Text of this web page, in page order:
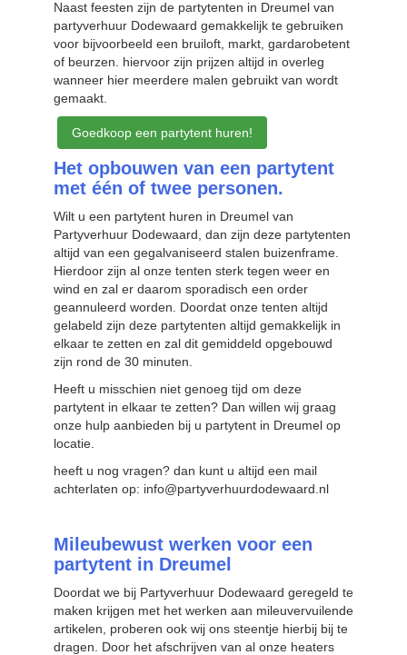
Naast feesten zijn de partytenten in Dreumel van
partyverhuur Dodewaard gemakkelijk te gebruiken
voor bijvoorbeeld een bruiloft, markt, gardarobetent
of beurzen. hiervoor zijn prijzen altijd in overleg
wanneer hier meerdere malen gebruikt van wordt
gemaakt.
Goedkoop een partytent huren!
Het opbouwen van een partytent
met één of twee personen.
Wilt u een partytent huren in Dreumel van
Partyverhuur Dodewaard, dan zijn deze partytenten
altijd van een gegalvaniseerd stalen buizenframe.
Hierdoor zijn al onze tenten sterk tegen weer en
wind en zal er daarom sporadisch een order
geannuleerd worden. Doordat onze tenten altijd
gelabeld zijn deze partytenten altijd gemakkelijk in
elkaar te zetten en zal dit gemiddeld opgebouwd
zijn rond de 30 minuten.
Heeft u misschien niet genoeg tijd om deze
partytent in elkaar te zetten? Dan willen wij graag
onze hulp aanbieden bij u partytent in Dreumel op
locatie.
heeft u nog vragen? dan kunt u altijd een mail
achterlaten op: info@partyverhuurdodewaard.nl
Mileubewust werken voor een
partytent in Dreumel
Doordat we bij Partyverhuur Dodewaard geregeld te
maken krijgen met het werken aan mileuvervuilende
artikelen, proberen ook wij ons steentje hierbij bij te
dragen. Door het afschrijven van al onze heaters